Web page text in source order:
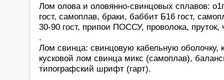
Лом олова и оловянно-свинцовых сплавов:
гост, самоплав, браки, баббит Б16 гост,
30-90 гост, припои ПОССУ, проволока,
.
Лом свинца: свинцовую кабельную оболочку,
кусковой лом свинца микс (самоплав),
типографский шрифт (гарт).